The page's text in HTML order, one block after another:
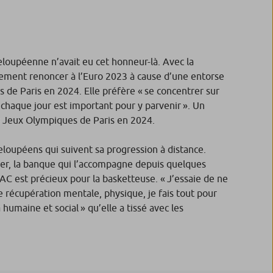
n’avait eu cet honneur-là. Avec la
renoncer à l’Euro 2023 à cause d’une entorse
Paris en 2024. Elle préfère « se concentrer sur
jour est important pour y parvenir ». Un
Olympiques de Paris en 2024.
qui suivent sa progression à distance.
la banque qui l’accompagne depuis quelques
est précieux pour la basketteuse. « J’essaie de ne
récupération mentale, physique, je fais tout pour
et social » qu’elle a tissé avec les